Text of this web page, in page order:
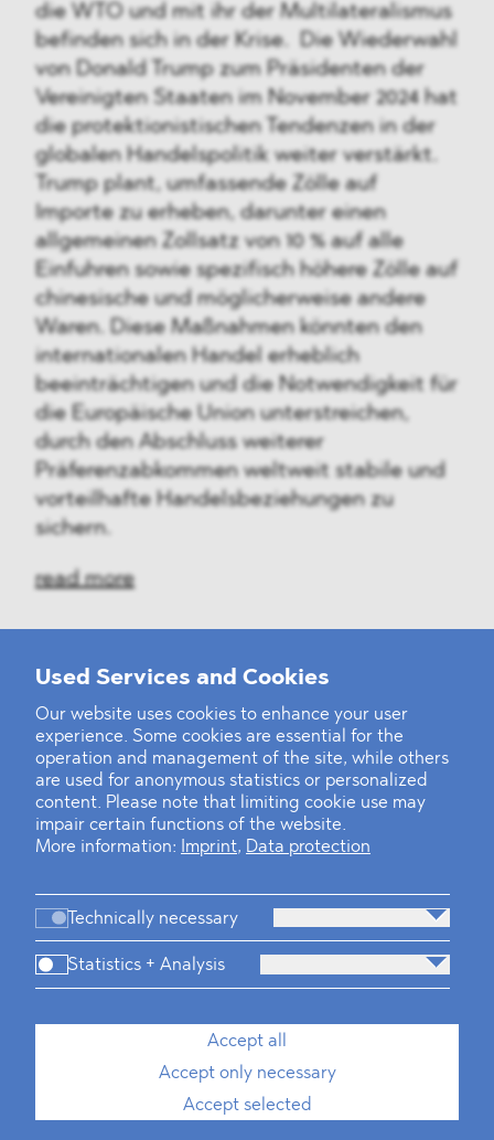
Used Services and Cookies
Our website uses cookies to enhance your user
experience. Some cookies are essential for the
operation and management of the site, while others
are used for anonymous statistics or personalized
content. Please note that limiting cookie use may
impair certain functions of the website.
More information:
Imprint, Data protection
Technically necessary
Statistics + Analysis
Accept all
Accept only necessary
Accept selected
die WTO und mit ihr der Multilateralismus
befinden sich in der Krise. Die Wiederwahl
von Donald Trump zum Präsidenten der
Vereinigten Staaten im November 2024 hat
die protektionistischen Tendenzen in der
globalen Handelspolitik weiter verstärkt.
Trump plant, umfassende Zölle auf
Importe zu erheben, darunter einen
allgemeinen Zollsatz von 10 % auf alle
Einfuhren sowie spezifisch höhere Zölle auf
chinesische und möglicherweise andere
Waren. Diese Maßnahmen könnten den
internationalen Handel erheblich
beeinträchtigen und die Notwendigkeit für
die Europäische Union unterstreichen,
durch den Abschluss weiterer
Präferenzabkommen weltweit stabile und
vorteilhafte Handelsbeziehungen zu
sichern.
read more
‹123 456789 10...2223›
Firm Practices Team Industries
Dawn Raids Career Locations